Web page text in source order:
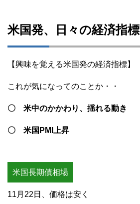
米国発、日々の経済指標
【興味を覚える米国発の経済指標】
これが気になってのことか・・
〇 米中のかかわり、揺れる動き
〇 米国PMI上昇
米国長期債相場
11月22日、価格は安く